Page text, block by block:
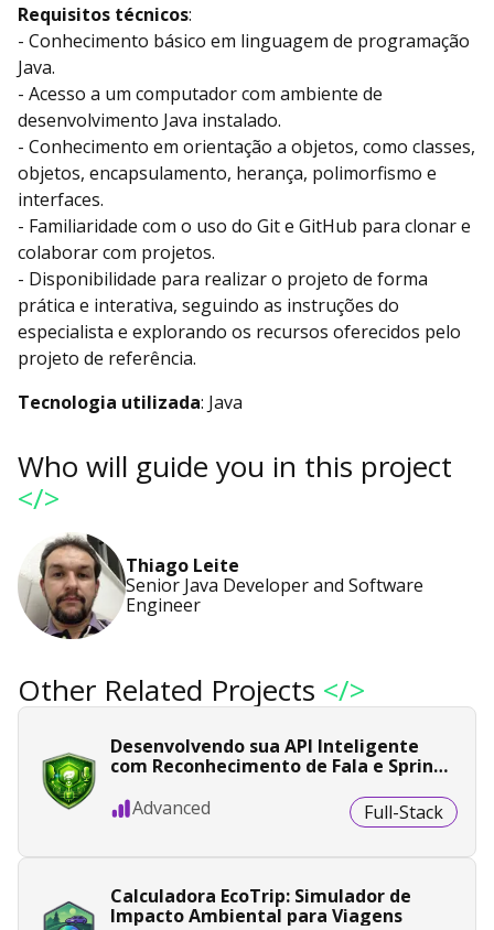
Requisitos técnicos:
- Conhecimento básico em linguagem de programação
Java.
- Acesso a um computador com ambiente de
desenvolvimento Java instalado.
- Conhecimento em orientação a objetos, como classes,
objetos, encapsulamento, herança, polimorfismo e
interfaces.
- Familiaridade com o uso do Git e GitHub para clonar e
colaborar com projetos.
- Disponibilidade para realizar o projeto de forma
prática e interativa, seguindo as instruções do
especialista e explorando os recursos oferecidos pelo
projeto de referência.
Tecnologia utilizada: Java
Who will guide you in this project
</>
Thiago Leite
Senior Java Developer and Software
Engineer
Other Related Projects </>
Desenvolvendo sua API Inteligente
com Reconhecimento de Fala e Spring
Advanced
Full-Stack
Calculadora EcoTrip: Simulador de
Impacto Ambiental para Viagens